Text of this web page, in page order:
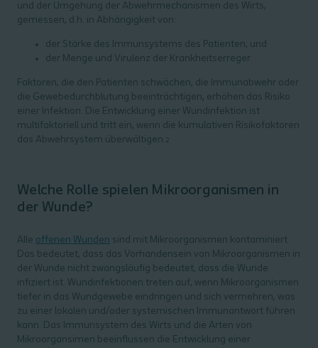
und der Umgehung der Abwehrmechanismen des Wirts,
gemessen, d.h. in Abhängigkeit von:
der Stärke des Immunsystems des Patienten; und
der Menge und Virulenz der Krankheitserreger.
Faktoren, die den Patienten schwächen, die Immunabwehr oder
die Gewebedurchblutung beeinträchtigen, erhöhen das Risiko
einer Infektion. Die Entwicklung einer Wundinfektion ist
multifaktoriell und tritt ein, wenn die kumulativen Risikofaktoren
das Abwehrsystem überwältigen. 2
Welche Rolle spielen Mikroorganismen in
der Wunde?
Alle offenen Wunden sind mit Mikroorganismen kontaminiert.
Das bedeutet, dass das Vorhandensein von Mikroorganismen in
der Wunde nicht zwangsläufig bedeutet, dass die Wunde
infiziert ist. Wundinfektionen treten auf, wenn Mikroorganismen
tiefer in das Wundgewebe eindringen und sich vermehren, was
zu einer lokalen und/oder systemischen Immunantwort führen
kann. Das Immunsystem des Wirts und die Arten von
Mikroorgansimen beeinflussen die Entwicklung einer